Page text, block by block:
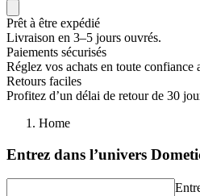
Prêt à être expédié
Livraison en 3–5 jours ouvrés.
Paiements sécurisés
Réglez vos achats en toute confiance
Retours faciles
Profitez d’un délai de retour de 30
Home
Entrez dans l’univers